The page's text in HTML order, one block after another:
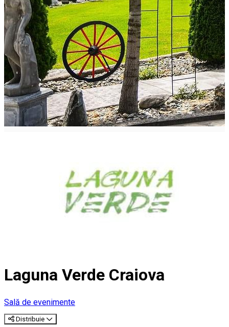
Laguna Verde Craiova
Sală de evenimente
Distribuie